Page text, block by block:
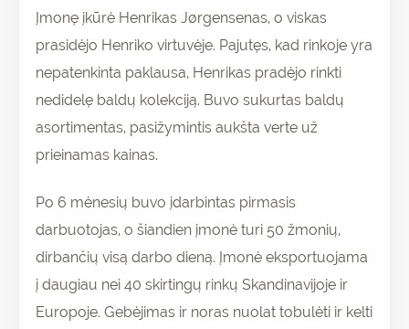
Įmonę įkūrė Henrikas Jørgensenas, o viskas
prasidėjo Henriko virtuvėje. Pajutęs, kad rinkoje yra
nepatenkinta paklausa, Henrikas pradėjo rinkti
nedidelę baldų kolekciją. Buvo sukurtas baldų
asortimentas, pasižymintis aukšta verte už
prieinamas kainas.
Po 6 mėnesių buvo įdarbintas pirmasis
darbuotojas, o šiandien įmonė turi 50 žmonių,
dirbančių visą darbo dieną. Įmonė eksportuojama
į daugiau nei 40 skirtingų rinkų Skandinavijoje ir
Europoje. Gebėjimas ir noras nuolat tobulėti ir kelti